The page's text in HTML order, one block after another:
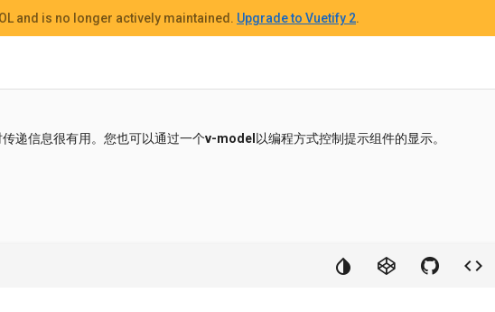
递信息很有用。您也可以通过一个v-model 以编程方式控制提示组件的显示。
and is no longer actively maintained. Upgrade to Vuetify 2.